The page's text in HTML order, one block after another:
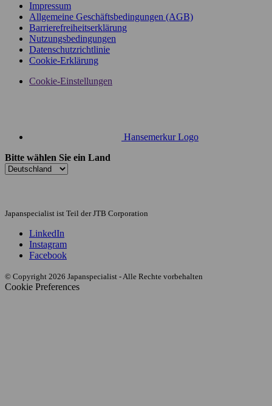
Impressum
Allgemeine Geschäftsbedingungen (AGB)
Barrierefreiheitserklärung
Nutzungsbedingungen
Datenschutzrichtlinie
Cookie-Erklärung
Cookie-Einstellungen
Hansemerkur Logo
Bitte wählen Sie ein Land
Japanspecialist ist Teil der JTB Corporation
LinkedIn
Instagram
Facebook
© Copyright 2026 Japanspecialist - Alle Rechte vorbehalten
Cookie Preferences